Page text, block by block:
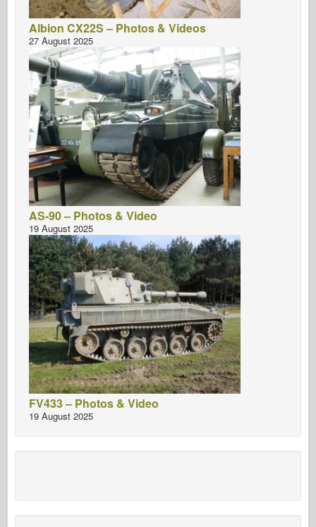
Albion CX22S – Photos & Videos
27 August 2025
AS-90 – Photos & Video
19 August 2025
FV433 – Photos & Video
19 August 2025